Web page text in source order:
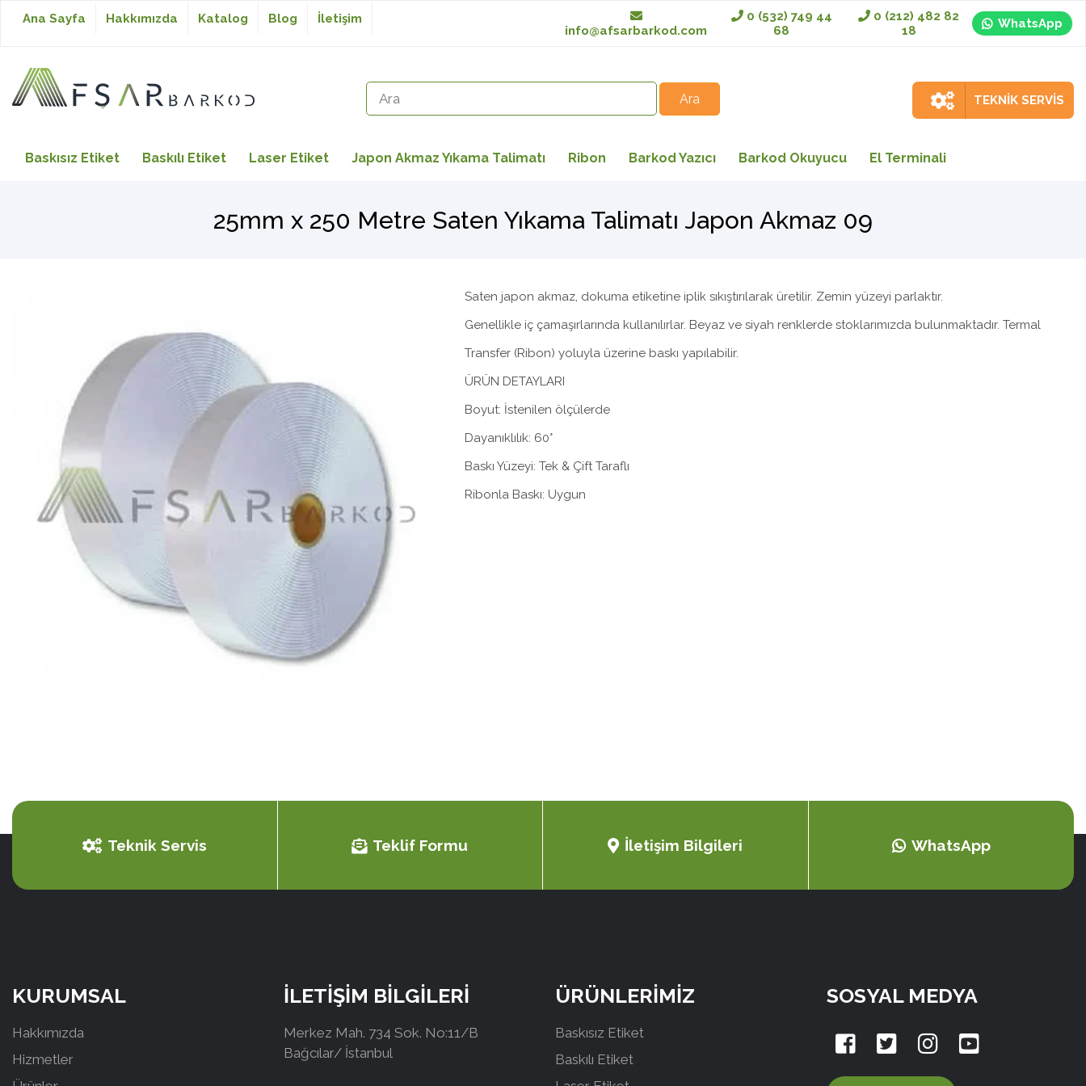
Baskısız Etiket
Barkod Yazıcı
Barkod Okuyucu
Ana Sayfa Hakkımızda Katalog Blog
İletişim
info@afsarbarkod.com
0 (532) 749 44
68
0 (212) 482 82
18
WhatsApp
TEKNİK SERVİS
Baskısız Etiket Baskılı Etiket Laser Etiket Japon Akmaz Yıkama Talimatı Ribon Barkod Yazıcı Barkod Okuyucu El Terminali
25mm x 250 Metre Saten Yıkama Talimatı Japon Akmaz 09
Saten japon akmaz, dokuma etiketine iplik sıkıştırılarak üretilir. Zemin yüzeyi parlaktır.
Genellikle iç çamaşırlarında kullanılırlar. Beyaz ve siyah renklerde stoklarımızda bulunmaktadır. Termal
Transfer (Ribon) yoluyla üzerine baskı yapılabilir.
ÜRÜN DETAYLARI
Boyut: İstenilen ölçülerde
Dayanıklılık: 60°
Baskı Yüzeyi: Tek & Çift Taraflı
Ribonla Baskı: Uygun
Teknik Servis Teklif Formu İletişim Bilgileri WhatsApp
KURUMSAL
Hakkımızda
Hizmetler
İLETİŞİM BİLGİLERİ
Merkez Mah. 734 Sok. No:11/B
Bağcılar/ İstanbul
ÜRÜNLERİMİZ
Baskısız Etiket
Baskılı Etiket
SOSYAL MEDYA